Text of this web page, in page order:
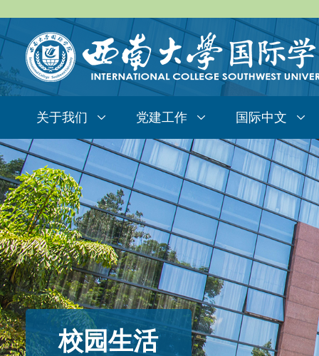
关于我们 党建工作 国际中文
校园生活